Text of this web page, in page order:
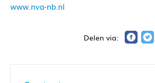
www.nva-nb.nl